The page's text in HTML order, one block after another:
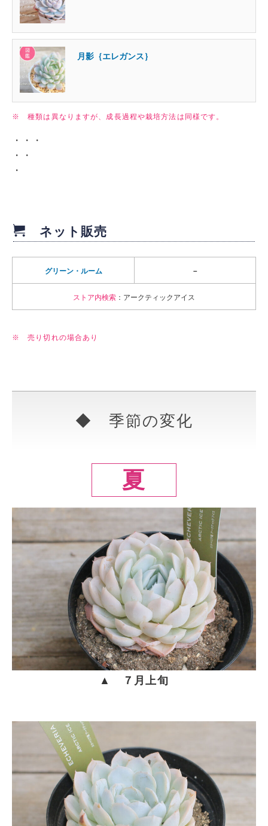
月影｛エレガンス｝
※ 種類は異なりますが、成長過程や栽培方法は同様です。
・・・
・・
・
ネット販売
グリーン・ルーム －
ストア内検索 ：アークティックアイス
※ 売り切れの場合あり
◆ 季節の変化
夏
▲ ７月上旬